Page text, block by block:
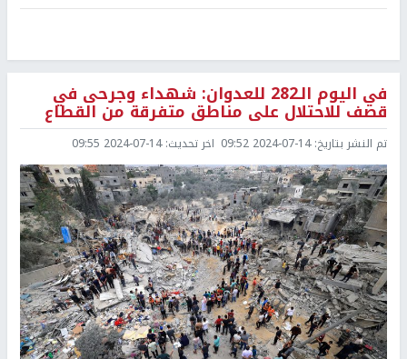
في اليوم الـ282 للعدوان: شهداء وجرحى في
قصف للاحتلال على مناطق متفرقة من القطاع
تم النشر بتاريخ:2024-07-14 09:52 اخر تحديث:2024-07-14 09:55